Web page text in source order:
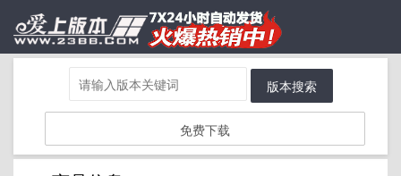
版本搜索
免费下载